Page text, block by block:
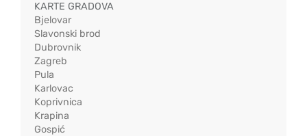
KARTE GRADOVA
Bjelovar
Slavonski brod
Dubrovnik
Zagreb
Pula
Karlovac
Koprivnica
Krapina
Gospić